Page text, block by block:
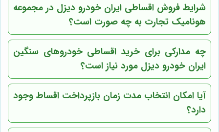
شرایط فروش اقساطی ایران خودرو دیزل در مجموعه
هونامیک تجارت به چه صورت است؟
چه مدارکی برای خرید اقساطی خودروهای سنگین
ایران خودرو دیزل مورد نیاز است؟
آیا امکان انتخاب مدت زمان بازپرداخت اقساط وجود
دارد؟